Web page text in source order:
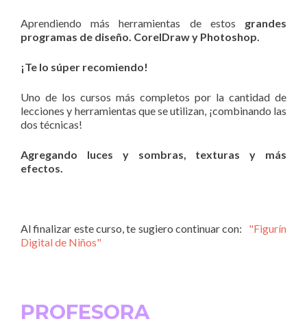
Aprendiendo más herramientas de estos grandes
programas de diseño. CorelDraw y Photoshop.
¡Te lo súper recomiendo!
Uno de los cursos más completos por la cantidad de
lecciones y herramientas que se utilizan, ¡combinando las
dos técnicas!
Agregando luces y sombras, texturas y más
efectos.
Al finalizar este curso, te sugiero continuar con: "Figurín
Digital de Niños"
PROFESORA